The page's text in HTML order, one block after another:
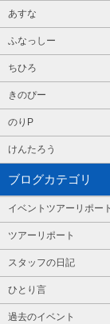
あすな
ふなっしー
ちひろ
きのぴー
のりP
けんたろう
ブログカテゴリ
イベントツアーリポート
ツアーリポート
スタッフの日記
ひとり言
過去のイベント